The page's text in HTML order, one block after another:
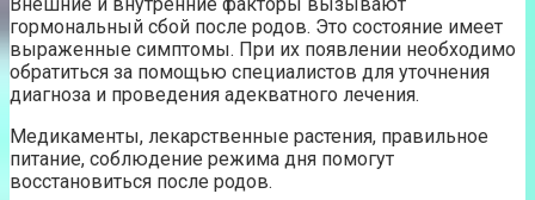
гормональный сбой после родов. Это состояние имеет
выраженные симптомы. При их появлении необходимо
обратиться за помощью специалистов для уточнения
диагноза и проведения адекватного лечения.
Медикаменты, лекарственные растения, правильное
питание, соблюдение режима дня помогут
восстановиться после родов.